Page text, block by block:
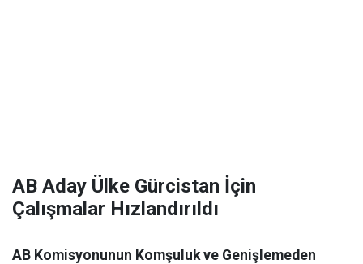
AB Aday Ülke Gürcistan İçin
Çalışmalar Hızlandırıldı
AB Komisyonunun Komşuluk ve Genişlemeden